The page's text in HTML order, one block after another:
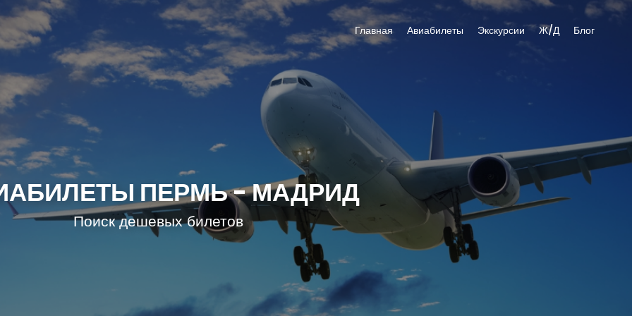
Главная Авиабилеты Экскурсии Ж/Д Блог
ПЕРМЬ - МАДРИД
Поиск дешевых билетов